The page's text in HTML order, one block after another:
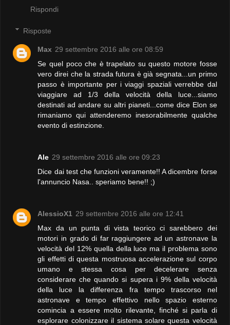
Rispondi
Risposte
Max 29 settembre 2016 alle ore 08:59
Se quel poco che è trapelato su questo motore fosse
vero direi che la strada futura è già segnata...un primo
passo è importante per i viaggi spaziali verrebbe dal
viaggiare ad 1/3 della velocità della luce...siamo
destinati ad andare su altri pianeti...come dice Elon se
rimaniamo qui attenderemo inesorabilmente qualche
evento di estinzione.
Ale 29 settembre 2016 alle ore 09:23
Dice dai test che funzioni veramente!! A dicembre forse
l'annuncio Nasa.. speriamo bene!! ;)
AlessioX1 29 settembre 2016 alle ore 12:41
Max da un punta di vista teorico ci sarebbero dei
motori in grado di far raggiungere ad un astronave la
velocità del 12% quella della luce ma il problema sono
gli effetti di questa mostruosa accelerazione sul corpo
umano e stessa cosa per decelerare senza
considerare che quando si supera i 9% della velocità
della luce la differenza fra tempo trascorso nel
astronave e tempo effettivo nello spazio esterno
comincia a essere molto rilevante, finché si parla di
esplorare colonizzare il sistema solare questa velocità